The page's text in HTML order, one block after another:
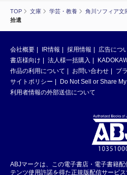
TOP 文庫 学芸・教養 角川ソフィア文
拾遺
会社概要 IR情報 採用情報 広告につ
書店様向け
法人様一括購入
作品の利用について
お問い合わせ
プ
サイトポリシー
Do Not Sell or Share
利用者情報の外部送信について
ABJマークは、この電子書店・電子書籍
テンツ使用許諾を得た正規版配信サービ